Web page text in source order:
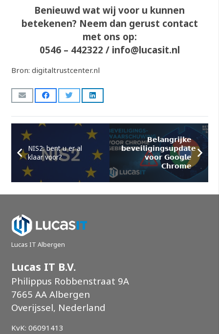
Benieuwd wat wij voor u kunnen
betekenen? Neem dan gerust contact
met ons op:
0546 – 442322 / info@lucasit.nl
Bron: digitaltrustcenter.nl
NIS2: bent u er al
klaar voor?
𝗕𝗲𝗹𝗮𝗻𝗴𝗿𝗶𝗷𝗸𝗲
𝗯𝗲𝘃𝗲𝗶𝗹𝗶𝗴𝗶𝗻𝗴𝘀𝘂𝗽𝗱𝗮𝘁𝗲
𝘃𝗼𝗼𝗿 𝗚𝗼𝗼𝗴𝗹𝗲
𝗖𝗵𝗿𝗼𝗺𝗲
Lucas IT Albergen
Lucas IT B.V.
Philippus Robbenstraat 9A
7665 AA Albergen
Overijssel, Nederland
KvK: 06091413